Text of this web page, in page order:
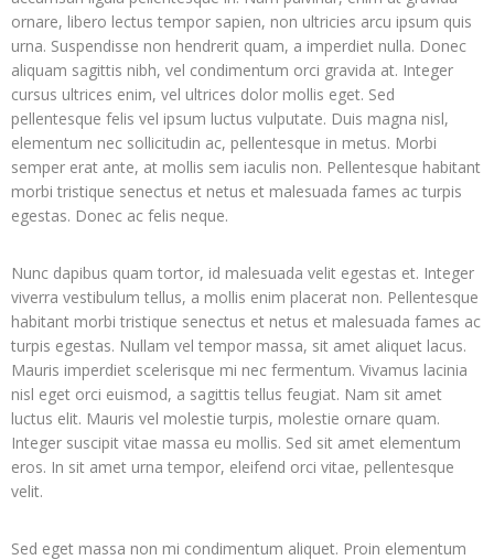
ornare, libero lectus tempor sapien, non ultricies arcu ipsum quis
urna. Suspendisse non hendrerit quam, a imperdiet nulla. Donec
aliquam sagittis nibh, vel condimentum orci gravida at. Integer
cursus ultrices enim, vel ultrices dolor mollis eget. Sed
pellentesque felis vel ipsum luctus vulputate. Duis magna nisl,
elementum nec sollicitudin ac, pellentesque in metus. Morbi
semper erat ante, at mollis sem iaculis non. Pellentesque habitant
morbi tristique senectus et netus et malesuada fames ac turpis
egestas. Donec ac felis neque.
Nunc dapibus quam tortor, id malesuada velit egestas et. Integer
viverra vestibulum tellus, a mollis enim placerat non. Pellentesque
habitant morbi tristique senectus et netus et malesuada fames ac
turpis egestas. Nullam vel tempor massa, sit amet aliquet lacus.
Mauris imperdiet scelerisque mi nec fermentum. Vivamus lacinia
nisl eget orci euismod, a sagittis tellus feugiat. Nam sit amet
luctus elit. Mauris vel molestie turpis, molestie ornare quam.
Integer suscipit vitae massa eu mollis. Sed sit amet elementum
eros. In sit amet urna tempor, eleifend orci vitae, pellentesque
velit.
Sed eget massa non mi condimentum aliquet. Proin elementum